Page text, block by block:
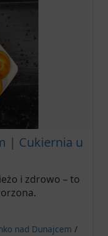
| Cukiernia u
i zdrowo – to
nad Dunajcem /